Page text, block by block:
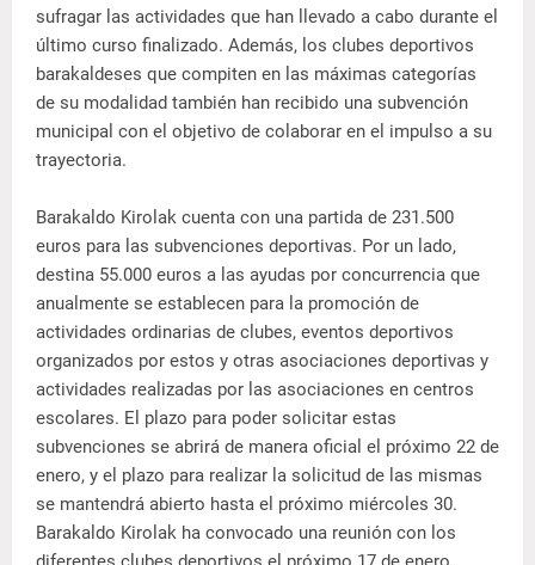
sufragar las actividades que han llevado a cabo durante el
último curso finalizado. Además, los clubes deportivos
barakaldeses que compiten en las máximas categorías
de su modalidad también han recibido una subvención
municipal con el objetivo de colaborar en el impulso a su
trayectoria.
Barakaldo Kirolak cuenta con una partida de 231.500
euros para las subvenciones deportivas. Por un lado,
destina 55.000 euros a las ayudas por concurrencia que
anualmente se establecen para la promoción de
actividades ordinarias de clubes, eventos deportivos
organizados por estos y otras asociaciones deportivas y
actividades realizadas por las asociaciones en centros
escolares. El plazo para poder solicitar estas
subvenciones se abrirá de manera oficial el próximo 22 de
enero, y el plazo para realizar la solicitud de las mismas
se mantendrá abierto hasta el próximo miércoles 30.
Barakaldo Kirolak ha convocado una reunión con los